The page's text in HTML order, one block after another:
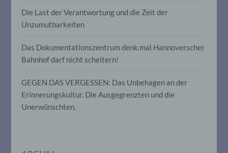
Die Last der Verantwortung und die Zeit der
Unzumutbarkeiten
Das Dokumentationszentrum denk.mal Hannoverscher
Bahnhof darf nicht scheitern!
GEGEN DAS VERGESSEN: Das Unbehagen an der
Erinnerungskultur. Die Ausgegrenzten und die
Unerwünschten.
Pseudonymisierung ist die Verarbeitung
auf welche die personenbezogenen Daten
ohne Hinzuziehung zusätzlicher
Informationen nicht mehr einer
spezifischen betroffenen Person